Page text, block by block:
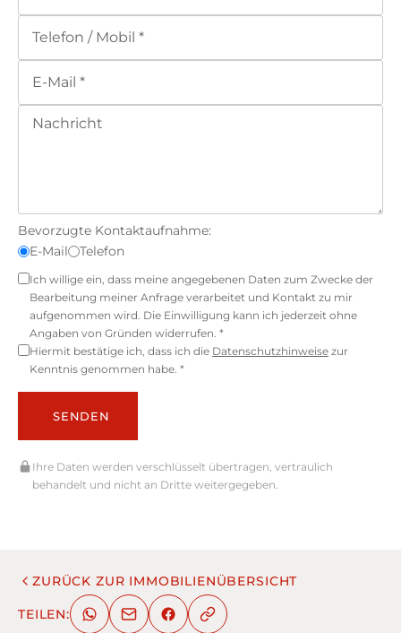
Bevorzugte Kontaktaufnahme:
E-Mail
Telefon
Ich willige ein, dass meine angegebenen Daten zum Zwecke der
Bearbeitung meiner Anfrage verarbeitet und Kontakt zu mir
aufgenommen wird. Die Einwilligung kann ich jederzeit ohne
Angaben von Gründen widerrufen. *
Hiermit bestätige ich, dass ich die Datenschutzhinweise zur
Kenntnis genommen habe. *
SENDEN
Ihre Daten werden verschlüsselt übertragen, vertraulich
behandelt und nicht an Dritte weitergegeben.
ZURÜCK ZUR IMMOBILIENÜBERSICHT
TEILEN: